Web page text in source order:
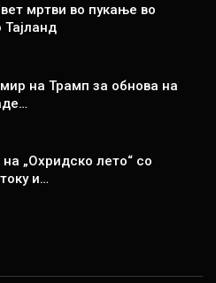
мртви во пукање во
Тајланд
на Трамп за обнова на
„Охридско лето“ со
и…